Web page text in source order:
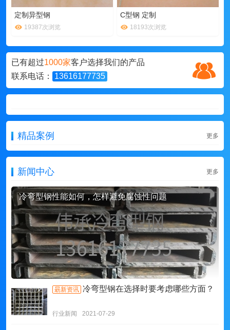
定制异型钢
19387次浏览
C型钢 定制
18193次浏览
已有超过1000家客户选择我们的产品
联系电话：
13616177735
精品案例 更多
新闻中心 更多
冷弯型钢性能如何，怎样避免腐蚀性问题
朂新资讯 冷弯型钢在选择时要考虑哪些方面？
行业新闻 2021-07-29